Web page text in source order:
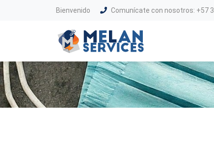
Bienvenido Comunícate con nosotros: +57